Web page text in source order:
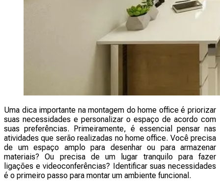
Uma dica importante na montagem do home office é priorizar
suas necessidades e personalizar o espaço de acordo com
suas preferências. Primeiramente, é essencial pensar nas
atividades que serão realizadas no home office. Você precisa
de um espaço amplo para desenhar ou para armazenar
materiais? Ou precisa de um lugar tranquilo para fazer
ligações e videoconferências? Identificar suas necessidades
é o primeiro passo para montar um ambiente funcional.